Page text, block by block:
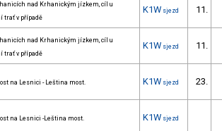
nad Krhanickým jízkem, cíl u
trať v případě
K1W sjezd 11.
nad Krhanickým jízkem, cíl u
trať v případě
K1W sjezd 11.
na Lesnici - Leština most. K1W sjezd 23.
na Lesnici -Leština most. K1W sjezd